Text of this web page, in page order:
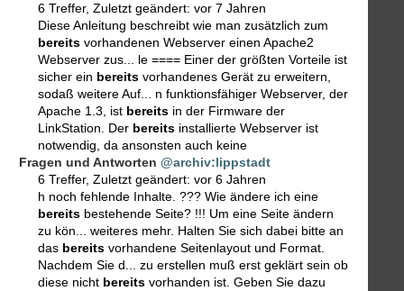
6 Treffer, Zuletzt geändert: vor 7 Jahren
Diese Anleitung beschreibt wie man zusätzlich zum
bereits vorhandenen Webserver einen Apache2
Webserver zus... le ==== Einer der größten Vorteile ist
sicher ein bereits vorhandenes Gerät zu erweitern,
sodaß weitere Auf... n funktionsfähiger Webserver, der
Apache 1.3, ist bereits in der Firmware der
LinkStation. Der bereits installierte Webserver ist
notwendig, da ansonsten auch keine
Fragen und Antworten @archiv:lippstadt
6 Treffer, Zuletzt geändert: vor 6 Jahren
h noch fehlende Inhalte. ??? Wie ändere ich eine
bereits bestehende Seite? !!! Um eine Seite ändern
zu kön... weiteres mehr. Halten Sie sich dabei bitte an
das bereits vorhandene Seitenlayout und Format.
Nachdem Sie d... zu erstellen muß erst geklärt sein ob
diese nicht bereits vorhanden ist. Geben Sie dazu